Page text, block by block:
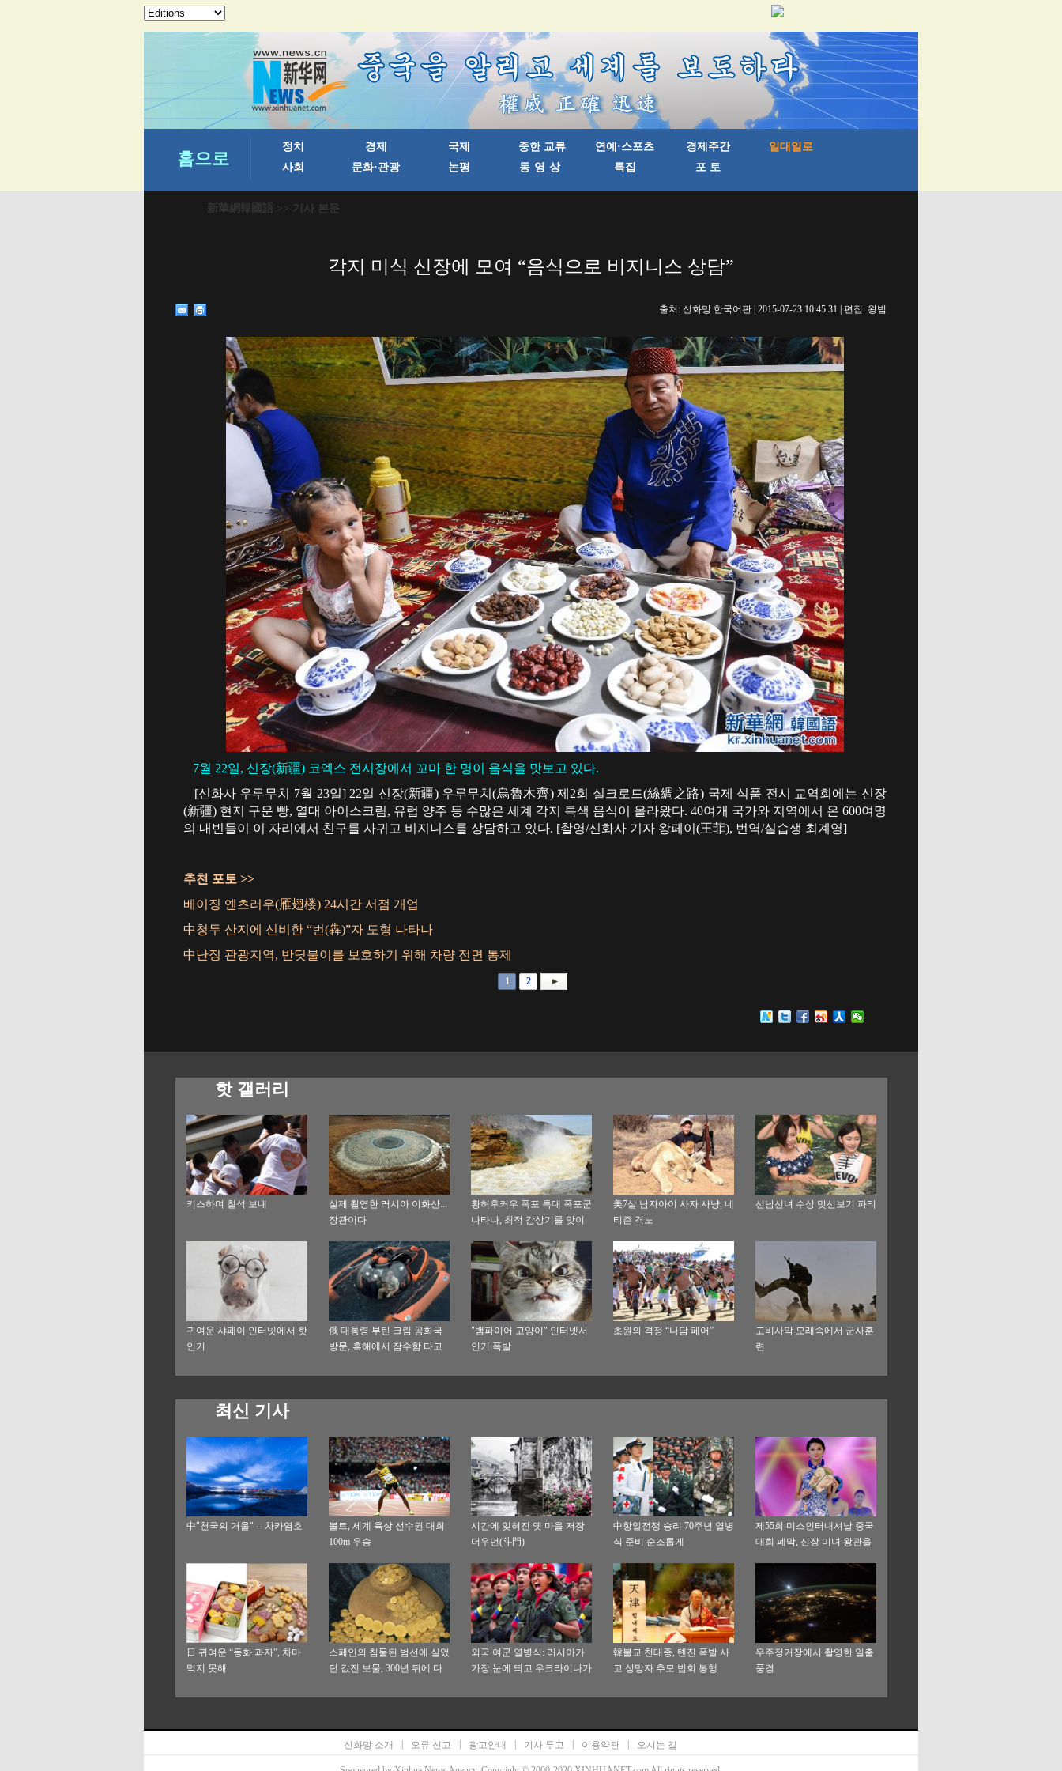
新華網韓國語 >> 기사 본문
각지 미식 신장에 모여 “음식으로 비지니스 상담”
출처: 신화망 한국어판 | 2015-07-23 10:45:31 | 편집: 왕범
7월 22일, 신장(新疆) 코엑스 전시장에서 꼬마 한 명이 음식을 맛보고 있다.
[신화사 우루무치 7월 23일] 22일 신장(新疆) 우루무치(烏魯木齊) 제2회 실크로드(絲綢之路) 국제 식품 전시 교역회에는 신장
(新疆) 현지 구운 빵, 열대 아이스크림, 유럽 양주 등 수많은 세계 각지 특색 음식이 올라왔다. 40여개 국가와 지역에서 온 600여명
의 내빈들이 이 자리에서 친구를 사귀고 비지니스를 상담하고 있다. [촬영/신화사 기자 왕페이(王菲), 번역/실습생 최계영]
추천 포토 >>
베이징 옌츠러우(雁翅楼) 24시간 서점 개업
中청두 산지에 신비한 “번(犇)”자 도형 나타나
中난징 관광지역, 반딧불이를 보호하기 위해 차량 전면 통제
1 2
핫 갤러리
키스하며 칠석 보내
실제 촬영한 러시아 이화산...
장관이다
황허후커우 폭포 특대 폭포군
나타나, 최적 감상기를 맞이
美7살 남자아이 사자 사냥, 네
티즌 격노
선남선녀 수상 맞선보기 파티
귀여운 샤페이 인터넷에서 핫
인기
俄 대통령 부틴 크림 공화국
방문, 흑해에서 잠수함 타고
"뱀파이어 고양이" 인터넷서
인기 폭발
초원의 격정 “나담 페어”
고비사막 모래속에서 군사훈
련
최신 기사
中"천국의 거울" -- 차카염호
볼트, 세계 육상 선수권 대회
100m 우승
시간에 잊혀진 옛 마을 저장
더우먼(斗門)
中항일전쟁 승리 70주년 열병
식 준비 순조롭게
제55회 미스인터내셔날 중국
대회 폐막, 신장 미녀 왕관을
日 귀여운 “동화 과자”, 차마
먹지 못해
스페인의 침물된 범선에 실었
던 값진 보물, 300년 뒤에 다
외국 여군 열병식: 러시아가
가장 눈에 띄고 우크라이나가
韓불교 천태종, 톈진 폭발 사
고 상망자 추모 법회 봉행
우주정거장에서 촬영한 일출
풍경